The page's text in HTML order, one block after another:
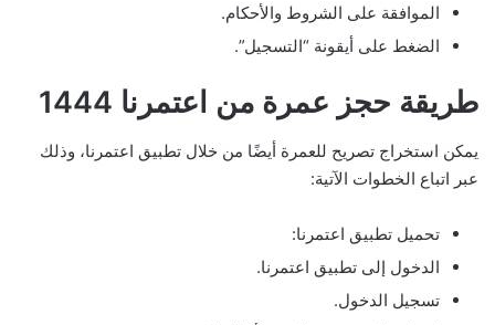
الموافقة على الشروط والأحكام.
الضغط على أيقونة “التسجيل”.
طريقة حجز عمرة من اعتمرنا 1444
يمكن استخراج تصريح للعمرة أيضًا من خلال تطبيق اعتمرنا، وذلك
عبر اتباع الخطوات الآتية:
تحميل تطبيق اعتمرنا:
الدخول إلى تطبيق اعتمرنا.
تسجيل الدخول.